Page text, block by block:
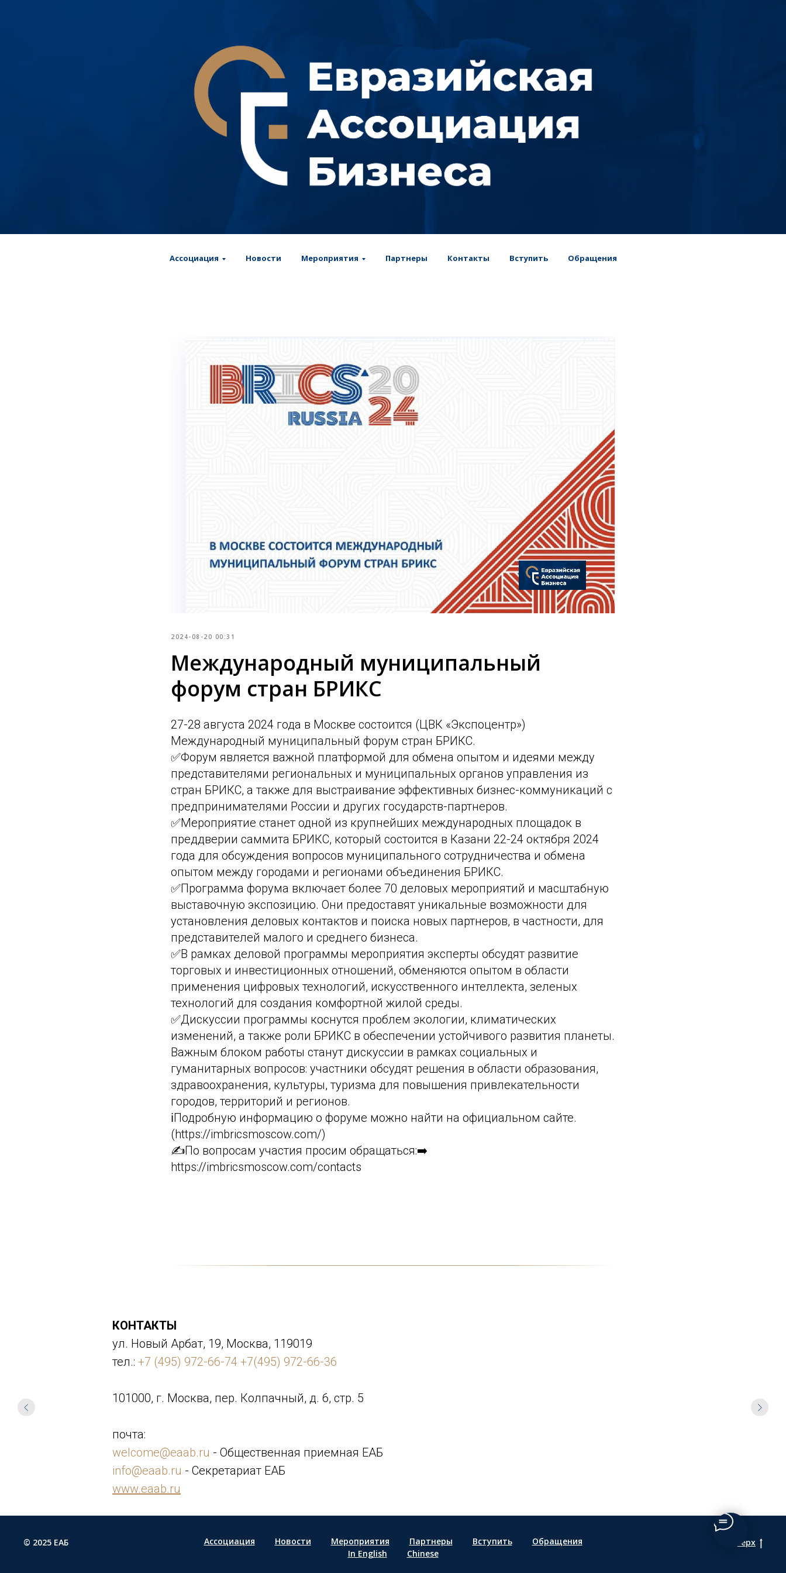
Ассоциация Новости Мероприятия Партнеры Контакты Вступить Обращения
2024-08-20 00:31
Международный муниципальный
форум стран БРИКС
27-28 августа 2024 года в Москве состоится (ЦВК «Экспоцентр»)
Международный муниципальный форум стран БРИКС.
✅Форум является важной платформой для обмена опытом и идеями между
представителями региональных и муниципальных органов управления из
стран БРИКС, а также для выстраивание эффективных бизнес-коммуникаций с
предпринимателями России и других государств-партнеров.
✅Мероприятие станет одной из крупнейших международных площадок в
преддверии саммита БРИКС, который состоится в Казани 22-24 октября 2024
года для обсуждения вопросов муниципального сотрудничества и обмена
опытом между городами и регионами объединения БРИКС.
✅Программа форума включает более 70 деловых мероприятий и масштабную
выставочную экспозицию. Они предоставят уникальные возможности для
установления деловых контактов и поиска новых партнеров, в частности, для
представителей малого и среднего бизнеса.
✅В рамках деловой программы мероприятия эксперты обсудят развитие
торговых и инвестиционных отношений, обменяются опытом в области
применения цифровых технологий, искусственного интеллекта, зеленых
технологий для создания комфортной жилой среды.
✅Дискуссии программы коснутся проблем экологии, климатических
изменений, а также роли БРИКС в обеспечении устойчивого развития планеты.
Важным блоком работы станут дискуссии в рамках социальных и
гуманитарных вопросов: участники обсудят решения в области образования,
здравоохранения, культуры, туризма для повышения привлекательности
городов, территорий и регионов.
ℹ️Подробную информацию о форуме можно найти на официальном сайте.
(https://imbricsmoscow.com/)
✍️По вопросам участия просим обращаться:➡️
https://imbricsmoscow.com/contacts
КОНТАКТЫ
ул. Новый Арбат, 19, Москва, 119019
тел.: +7 (495) 972-66-74 +7(495) 972-66-36
101000, г. Москва, пер. Колпачный, д. 6, стр. 5
почта:
welcome@eaab.ru - Общественная приемная ЕАБ
info@eaab.ru - Секретариат ЕАБ
www.eaab.ru
© 2025 ЕАБ Ассоциация Новости Мероприятия Партнеры Вступить
Обращения
In English
Chinese
Наверх